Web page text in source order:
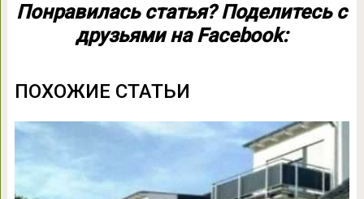
Понравилась статья? Поделитесь с
друзьями на Facebook:
ПОХОЖИЕ СТАТЬИ